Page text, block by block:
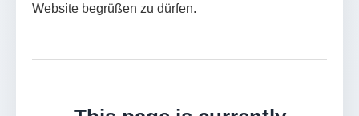
Website begrüßen zu dürfen.